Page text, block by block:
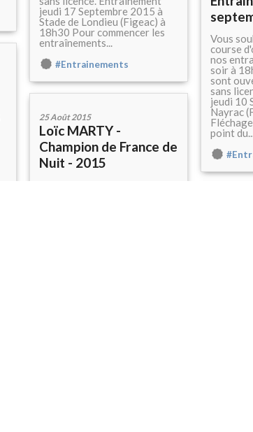
jeudi 17 Septembre 2015 à
Stade de Londieu (Figeac) à
18h30 Pour commencer les
entraînements...
#Entrainements
Vous
course
nos
soir à
sont
sans
jeudi 10
Nayrac
point
25 Août 2015
Loïc MARTY -
Champion de France de
Nuit - 2015